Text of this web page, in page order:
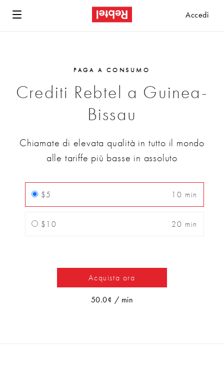
Accedi
PAGA A CONSUMO
Crediti Rebtel a Guinea-
Bissau
Chiamate di elevata qualità in tutto il mondo
alle tariffe più basse in assoluto
$5 10 min
$10 20 min
Acquista ora
50.0¢ / min